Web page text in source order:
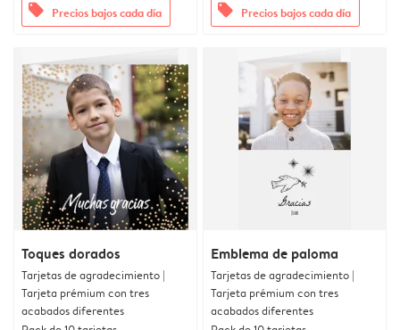
offers Precios bajos cada día offers Precios bajos cada día
Toques dorados
Tarjetas de agradecimiento |
Tarjeta prémium con tres
acabados diferentes
Emblema de paloma
Tarjetas de agradecimiento |
Tarjeta prémium con tres
acabados diferentes